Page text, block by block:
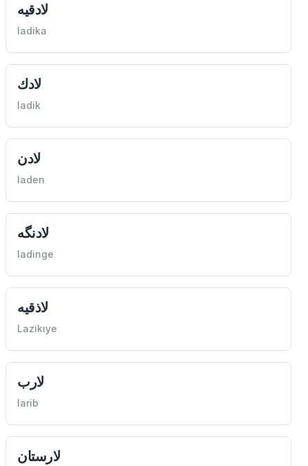
لادقيه
ladika
لادك
ladik
لادن
laden
لادنگه
ladinge
لاذقيه
Lazikıye
لارب
larib
لارستان